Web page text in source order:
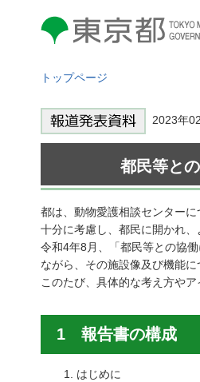
東京都 TOKYO
GOVERNMENT
トップページ
2023年
都民等と
都は、動物愛護相談センター
十分に考慮し、都民に開かれ
令和4年8月、「都民等との協
ながら、その施設像及び機能に
このたび、具体的な考え方や
1 報告書の構成
はじめに